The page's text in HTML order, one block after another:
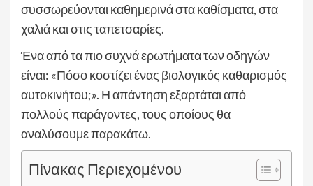
συσσωρεύονται καθημερινά στα καθίσματα, στα
χαλιά και στις ταπετσαρίες.
Ένα από τα πιο συχνά ερωτήματα των οδηγών
είναι: «Πόσο κοστίζει ένας βιολογικός καθαρισμός
αυτοκινήτου;». Η απάντηση εξαρτάται από
πολλούς παράγοντες, τους οποίους θα
αναλύσουμε παρακάτω.
Πίνακας Περιεχομένου